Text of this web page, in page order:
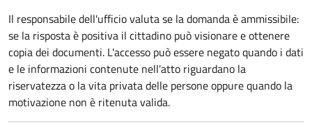
Il responsabile dell'ufficio valuta se la domanda è ammissibile:
se la risposta è positiva il cittadino può visionare e ottenere
copia dei documenti. L'accesso può essere negato quando i dati
e le informazioni contenute nell'atto riguardano la
riservatezza o la vita privata delle persone oppure quando la
motivazione non è ritenuta valida.